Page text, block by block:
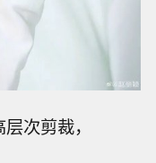
次剪裁，